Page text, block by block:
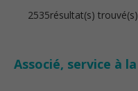
2535résultat(s) trouvé(s)
Associé, service à